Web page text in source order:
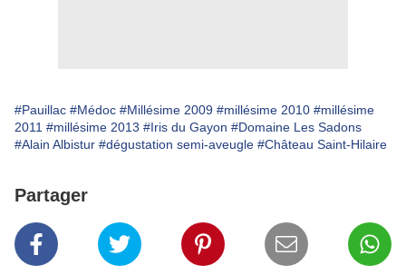
#Pauillac #Médoc #Millésime 2009 #millésime 2010 #millésime
2011 #millésime 2013 #Iris du Gayon #Domaine Les Sadons
#Alain Albistur #dégustation semi-aveugle #Château Saint-Hilaire
Partager